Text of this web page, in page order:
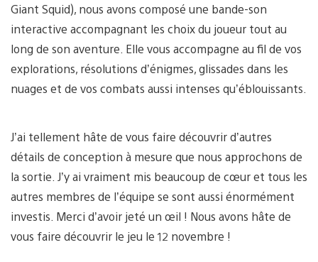
Giant Squid), nous avons composé une bande-son
interactive accompagnant les choix du joueur tout au
long de son aventure. Elle vous accompagne au fil de vos
explorations, résolutions d’énigmes, glissades dans les
nuages et de vos combats aussi intenses qu’éblouissants.
J’ai tellement hâte de vous faire découvrir d’autres
détails de conception à mesure que nous approchons de
la sortie. J’y ai vraiment mis beaucoup de cœur et tous les
autres membres de l’équipe se sont aussi énormément
investis. Merci d’avoir jeté un œil ! Nous avons hâte de
vous faire découvrir le jeu le 12 novembre !